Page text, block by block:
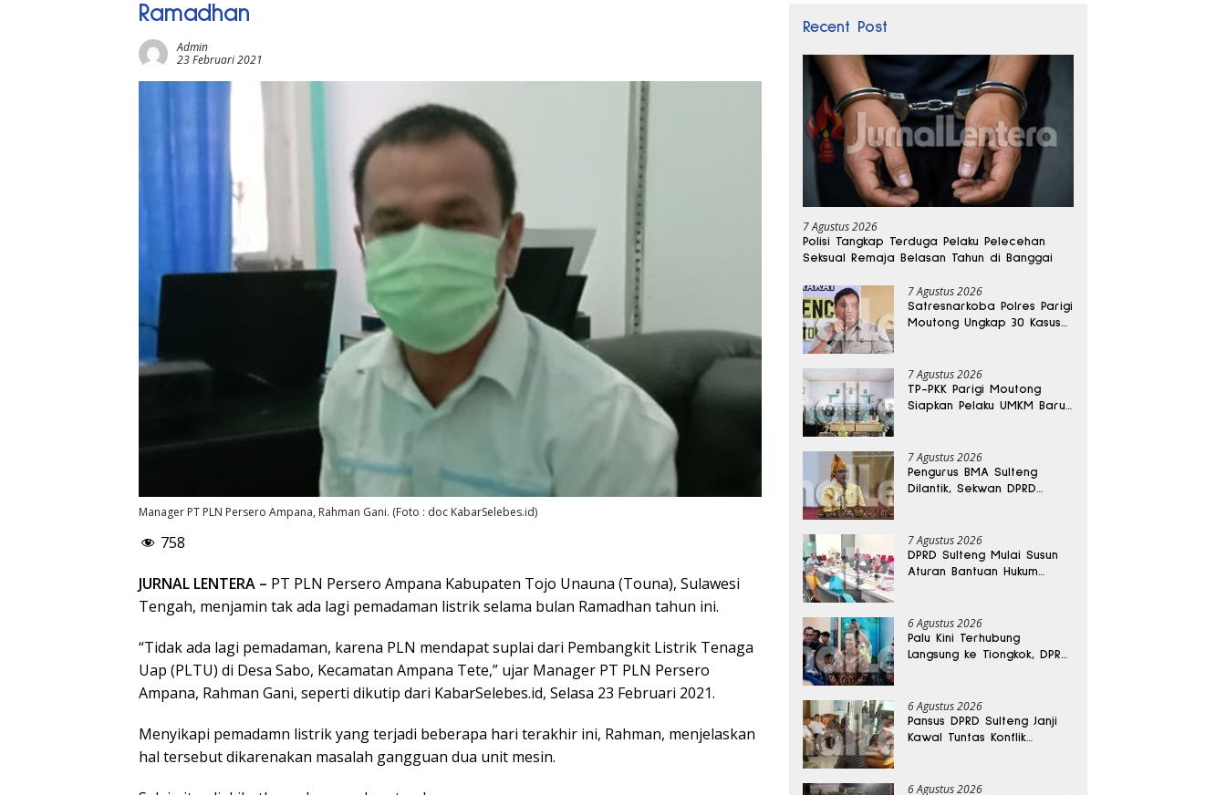
Ramadhan
Admin
23 Februari 2021
Manager PT PLN Persero Ampana, Rahman Gani. (Foto : doc KabarSelebes.id)
758
JURNAL LENTERA – PT PLN Persero Ampana Kabupaten Tojo Unauna (Touna), Sulawesi
Tengah, menjamin tak ada lagi pemadaman listrik selama bulan Ramadhan tahun ini.
“Tidak ada lagi pemadaman, karena PLN mendapat suplai dari Pembangkit Listrik Tenaga
Uap (PLTU) di Desa Sabo, Kecamatan Ampana Tete,” ujar Manager PT PLN Persero
Ampana, Rahman Gani, seperti dikutip dari KabarSelebes.id, Selasa 23 Februari 2021.
Menyikapi pemadamn listrik yang terjadi beberapa hari terakhir ini, Rahman, menjelaskan
hal tersebut dikarenakan masalah gangguan dua unit mesin.
Recent Post
7 Agustus 2026
Polisi Tangkap Terduga Pelaku Pelecehan
Seksual Remaja Belasan Tahun di Banggai
7 Agustus 2026
Satresnarkoba Polres Parigi
Moutong Ungkap 30 Kasus
7 Agustus 2026
TP-PKK Parigi Moutong
Siapkan Pelaku UMKM Baru
7 Agustus 2026
Pengurus BMA Sulteng
Dilantik, Sekwan DPRD
7 Agustus 2026
DPRD Sulteng Mulai Susun
Aturan Bantuan Hukum
6 Agustus 2026
Palu Kini Terhubung
Langsung ke Tiongkok, DPRD
6 Agustus 2026
Pansus DPRD Sulteng Janji
Kawal Tuntas Konflik
6 Agustus 2026